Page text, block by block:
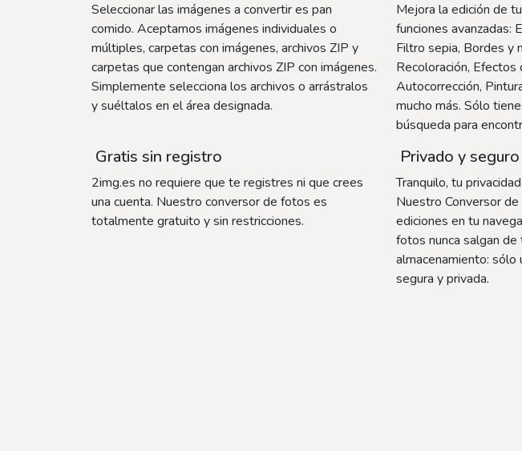
Seleccionar las imágenes a convertir es pan
comido. Aceptamos imágenes individuales o
múltiples, carpetas con imágenes, archivos ZIP y
carpetas que contengan archivos ZIP con imágenes.
Simplemente selecciona los archivos o arrástralos
y suéltalos en el área designada.
Mejora la edición de
funciones avanzadas:
Filtro sepia, Bordes y
Recoloración, Efectos
Autocorrección,
mucho más. Sólo
búsqueda para
Gratis sin registro
2img.es no requiere que te registres ni que crees
una cuenta. Nuestro conversor de fotos es
totalmente gratuito y sin restricciones.
Privado y seguro
Tranquilo, tu
Nuestro Conversor
ediciones en tu
fotos nunca salgan de
almacenamiento: sólo
segura y privada.